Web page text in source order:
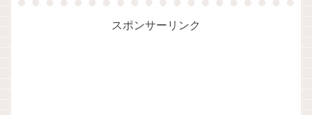
スポンサーリンク